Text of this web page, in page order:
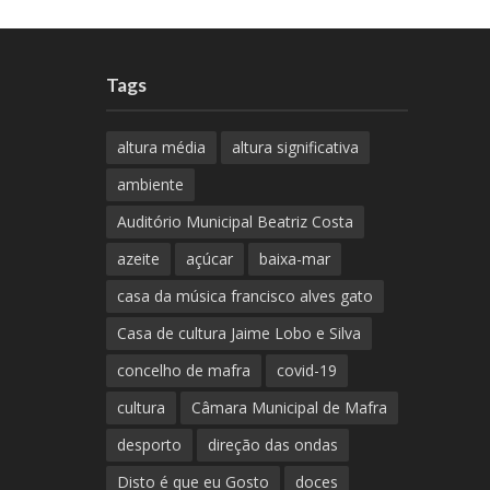
Tags
altura média
altura significativa
ambiente
Auditório Municipal Beatriz Costa
azeite
açúcar
baixa-mar
casa da música francisco alves gato
Casa de cultura Jaime Lobo e Silva
concelho de mafra
covid-19
cultura
Câmara Municipal de Mafra
desporto
direção das ondas
Disto é que eu Gosto
doces